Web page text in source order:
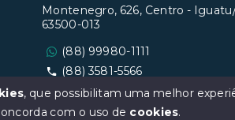
Montenegro, 626, Centro -
63500-013
(88) 99980-1111
(88) 3581-5566
Ver e-mail
, que possibilitam uma melhor
com o uso de cookies.